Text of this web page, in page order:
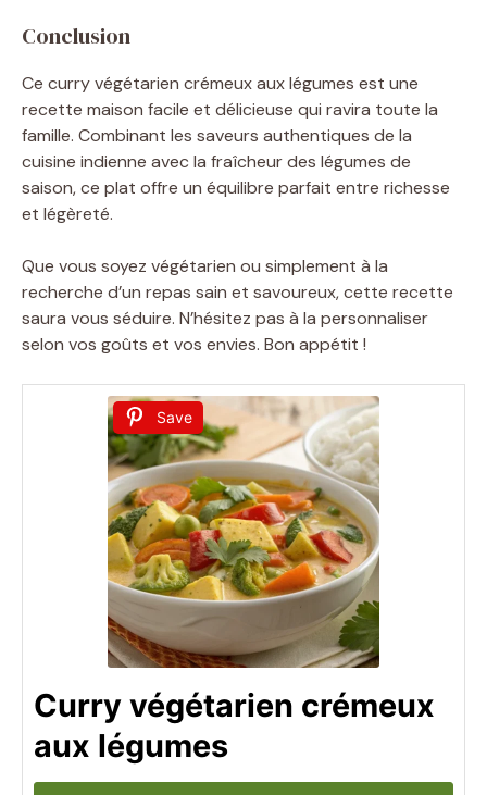
Conclusion
Ce curry végétarien crémeux aux légumes est une
recette maison facile et délicieuse qui ravira toute la
famille. Combinant les saveurs authentiques de la
cuisine indienne avec la fraîcheur des légumes de
saison, ce plat offre un équilibre parfait entre richesse
et légèreté.
Que vous soyez végétarien ou simplement à la
recherche d’un repas sain et savoureux, cette recette
saura vous séduire. N’hésitez pas à la personnaliser
selon vos goûts et vos envies. Bon appétit !
Save
Curry végétarien crémeux
aux légumes